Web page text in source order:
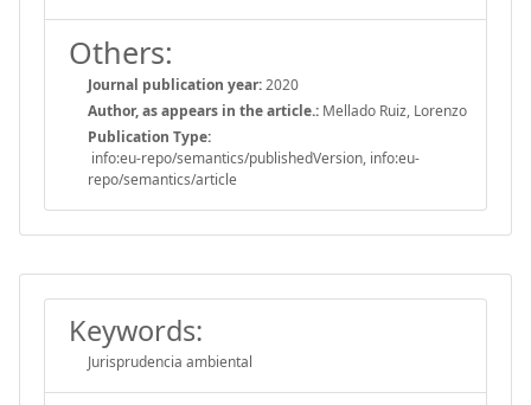
Others:
Journal publication year:2020
Author, as appears in the article.: Mellado Ruiz, Lorenzo
Publication Type:
info:eu-repo/semantics/publishedVersion, info:eu-
repo/semantics/article
Keywords:
Jurisprudencia ambiental